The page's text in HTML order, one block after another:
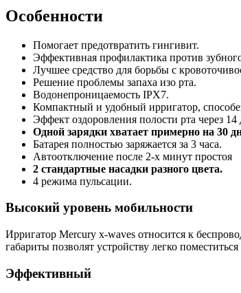
Особенности
Помогает предотвратить гингивит.
Эффективная профилактика против
Лучшее средство для борьбы с
Решение проблемы запаха изо рта.
Водонепроницаемость IPX7.
Компактный и удобный ирригатор,
Эффект оздоровления полости рта через
Одной зарядки хватает примерно на 30
Батарея полностью заряжается за 3 часа.
Автоотключение после 2-х минут простоя
2 стандартные насадки разного цвета.
4 режима пульсации.
Высокий уровень мобильности
Ирригатор Mercury x-waves относится к
габариты позволят устройству легко
Эффективный